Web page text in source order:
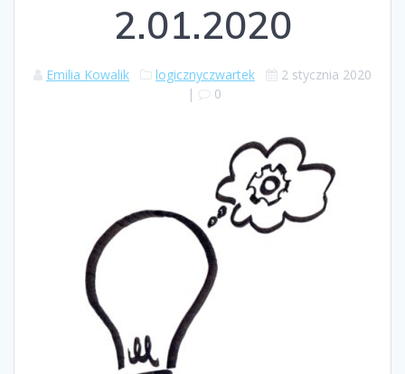
2.01.2020
Emilia Kowalik logicznyczwartek
2 stycznia 2020
|
0